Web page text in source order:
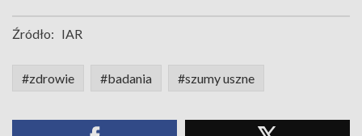
Źródło: IAR
#zdrowie #badania #szumy uszne